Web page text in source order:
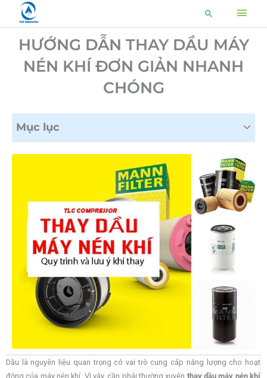
Tìm
kiếm
HƯỚNG DẪN THAY DẦU MÁY
NÉN KHÍ ĐƠN GIẢN NHANH
CHÓNG
Mục lục
Dầu là nguyên liệu quan trọng có vai trò cung cấp năng lượng cho hoạt
động của máy nén khí. Vì vậy, cần phải thường xuyên thay dầu máy nén khí